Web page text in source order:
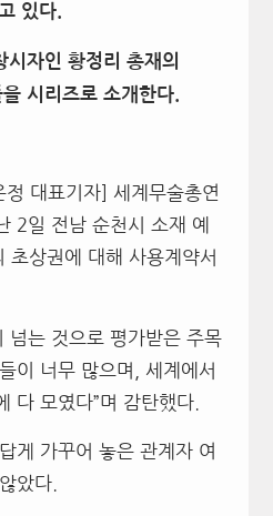
있다.
시자인 황정리 총재의
시리즈로 소개한다.
정 대표기자] 세계무술총연
2일 전남 순천시 소재 예
초상권에 대해 사용계약서
넘는 것으로 평가받은 주목
이 너무 많으며, 세계에서
다 모였다”며 감탄했다.
게 가꾸어 놓은 관계자 여
았다.